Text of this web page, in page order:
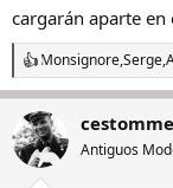
cargarán aparte
R
e
a
c
c
i
Monsignore,Serge,
Antiguos